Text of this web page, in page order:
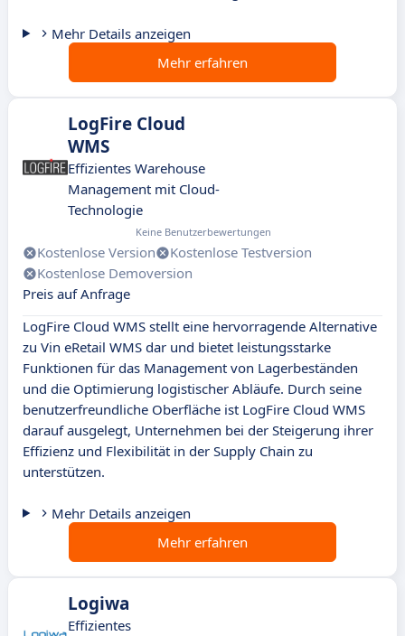
Mehr Details anzeigen
Mehr erfahren
LogFire Cloud
WMS
Effizientes Warehouse
Management mit Cloud-
Technologie
Keine Benutzerbewertungen
Kostenlose Version
Kostenlose Testversion
Kostenlose Demoversion
Preis auf Anfrage
LogFire Cloud WMS stellt eine hervorragende Alternative
zu Vin eRetail WMS dar und bietet leistungsstarke
Funktionen für das Management von Lagerbeständen
und die Optimierung logistischer Abläufe. Durch seine
benutzerfreundliche Oberfläche ist LogFire Cloud WMS
darauf ausgelegt, Unternehmen bei der Steigerung ihrer
Effizienz und Flexibilität in der Supply Chain zu
unterstützen.
Mehr Details anzeigen
Mehr erfahren
Logiwa
Effizientes